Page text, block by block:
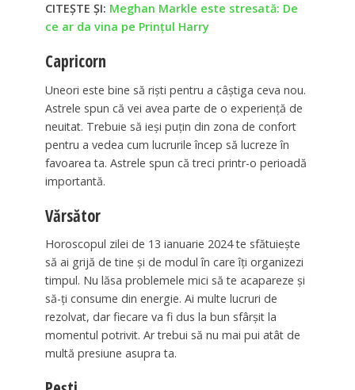
CITEȘTE ȘI: Meghan Markle este stresată: De
ce ar da vina pe Prințul Harry
Capricorn
Uneori este bine să riști pentru a câștiga ceva nou.
Astrele spun că vei avea parte de o experiență de
neuitat. Trebuie să ieși puțin din zona de confort
pentru a vedea cum lucrurile încep să lucreze în
favoarea ta. Astrele spun că treci printr-o perioadă
importantă.
Vărsător
Horoscopul zilei de 13 ianuarie 2024 te sfătuiește
să ai grijă de tine și de modul în care îți organizezi
timpul. Nu lăsa problemele mici să te acapareze și
să-ți consume din energie. Ai multe lucruri de
rezolvat, dar fiecare va fi dus la bun sfârșit la
momentul potrivit. Ar trebui să nu mai pui atât de
multă presiune asupra ta.